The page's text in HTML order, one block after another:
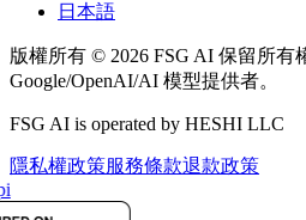
日本語
版權所有 © 2026 FSG AI 保留所
Google/OpenAI/AI 模型提供者。
FSG AI is operated by HESHI LLC
隱私權政策服務條款退款政策